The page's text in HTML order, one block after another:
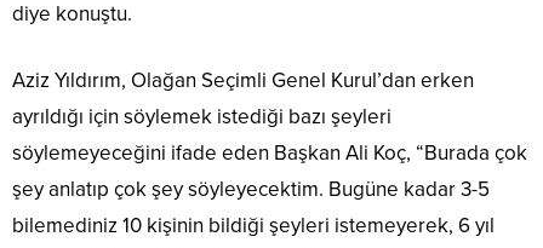
diye konuştu.
Aziz Yıldırım, Olağan Seçimli Genel Kurul’dan erken
ayrıldığı için söylemek istediği bazı şeyleri
söylemeyeceğini ifade eden Başkan Ali Koç, “Burada çok
şey anlatıp çok şey söyleyecektim. Bugüne kadar 3-5
bilemediniz 10 kişinin bildiği şeyleri istemeyerek, 6 yıl